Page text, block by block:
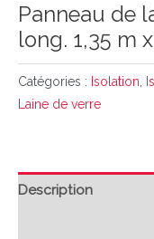
Panneau de
long. 1,35 m
Catégories : Isolation
Laine de verre
Description